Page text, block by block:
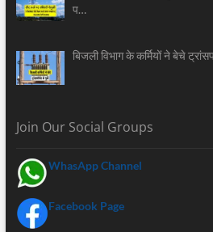
प…
बिजली विभाग के कर्मियों ने बेचे
Join Our Social Groups
WhasApp Channel
Facebook Page